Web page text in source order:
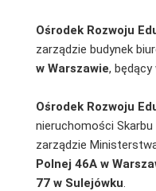
Ośrodek Rozwoju
zarządzie budynek
w Warszawie, będący
Ośrodek Rozwoju
nieruchomości
zarządzie
Polnej 46A w
77 w Sulejówku